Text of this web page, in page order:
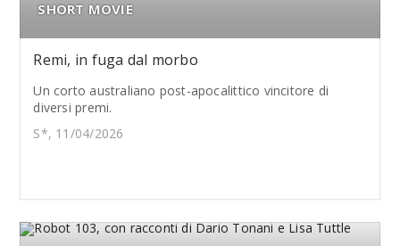
SHORT MOVIE
Remi, in fuga dal morbo
Un corto australiano post-apocalittico vincitore di
diversi premi.
S*, 11/04/2026